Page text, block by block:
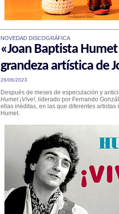
NOVEDAD DISCOGRÁFICA
«Joan Baptista
grandeza artística de
26/06/2023
Después de meses de especulación y
Humet ¡Vive!, liderado por Fernando
ellas inéditas, en las que diferentes
Humet.